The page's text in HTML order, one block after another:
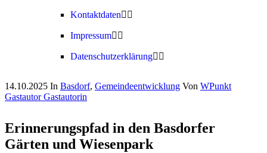
Kontaktdaten
Impressum
Datenschutzerklärung
14.10.2025 In Basdorf, Gemeindeentwicklung Von WPunkt
Gastautor Gastautorin
Erinnerungspfad in den Basdorfer
Gärten und Wiesenpark